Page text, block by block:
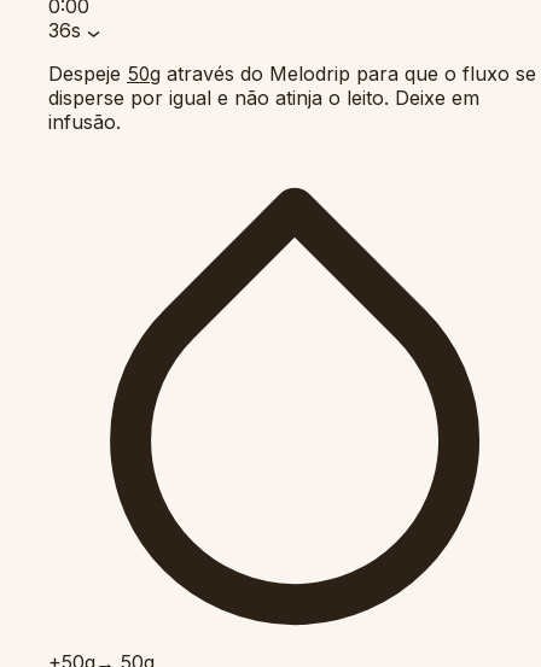
0:00
36s
Despeje 50g através do Melodrip para que o fluxo se
disperse por igual e não atinja o leito. Deixe em
infusão.